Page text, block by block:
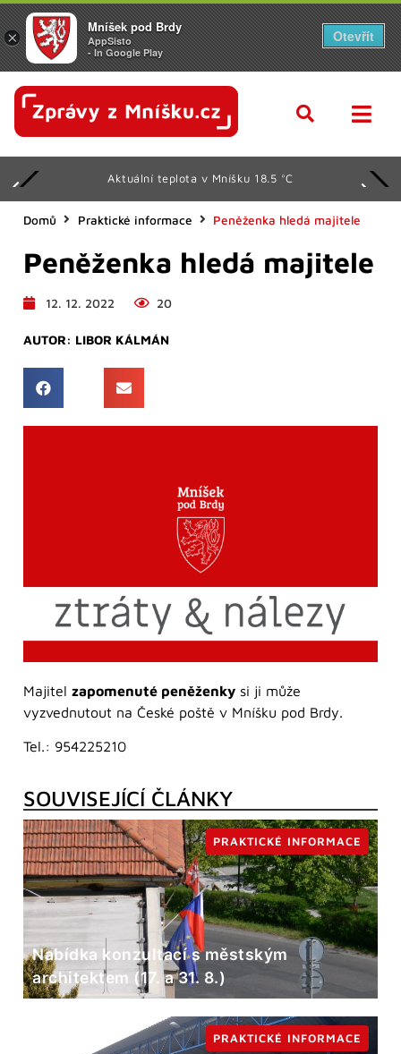
Aktuální teplota v Mníšku 18.5 °C
Domů Praktické informace Peněženka hledá majitele
Peněženka hledá majitele
12. 12. 2022 20
AUTOR: LIBOR KÁLMÁN
Majitel zapomenuté peněženky si ji může
vyzvednutout na České poště v Mníšku pod Brdy.
Tel.: 954225210
SOUVISEJÍCÍ ČLÁNKY
Nabídka konzultací s městským
architektem (17. a 31. 8.)
PRAKTICKÉ INFORMACE
PRAKTICKÉ INFORMACE
×
Mníšek pod Brdy
AppSisto
- In Google Play
Otevřít